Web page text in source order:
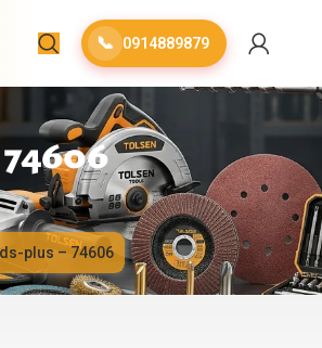
📞 0914889879
plus – 74606